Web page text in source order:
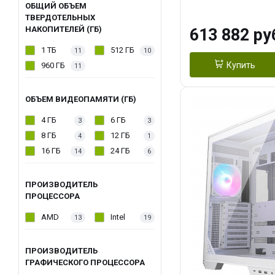
ОБЩИЙ ОБЪЕМ
ТВЕРДОТЕЛЬНЫХ
НАКОПИТЕЛЕЙ (ГБ)
1 ТБ 11 512 ГБ 10
960 ГБ 11
ОБЪЕМ ВИДЕОПАМЯТИ (ГБ)
4 ГБ 3 6 ГБ 3
8 ГБ 4 12 ГБ 1
16 ГБ 14 24 ГБ 6
ПРОИЗВОДИТЕЛЬ
ПРОЦЕССОРА
AMD 13 Intel 19
ПРОИЗВОДИТЕЛЬ
ГРАФИЧЕСКОГО ПРОЦЕССОРА
Turbo/ 960 ГБ
613 882
Купить